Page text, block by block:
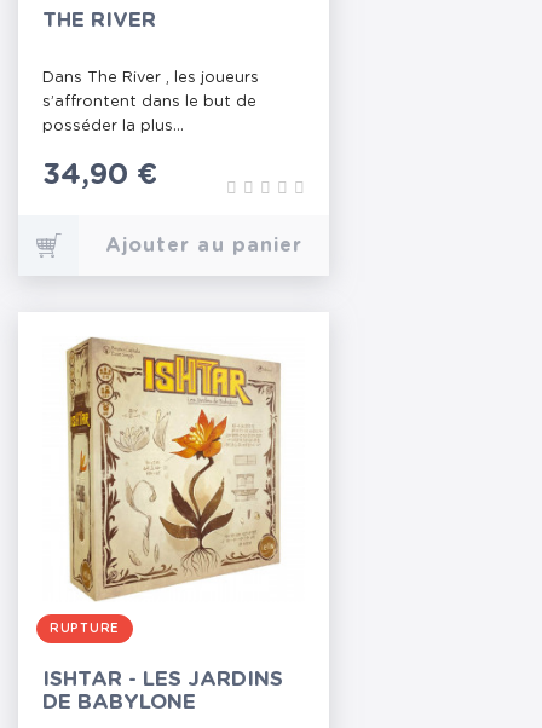
THE RIVER
Dans The River , les joueurs
s’affrontent dans le but de
posséder la plus...
Prix
34,90 €
Ajouter au panier
RUPTURE
ISHTAR - LES JARDINS
DE BABYLONE